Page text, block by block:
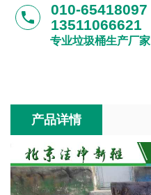
phone
010-65418097
13511066621
专业垃圾桶生产厂家
产品详情